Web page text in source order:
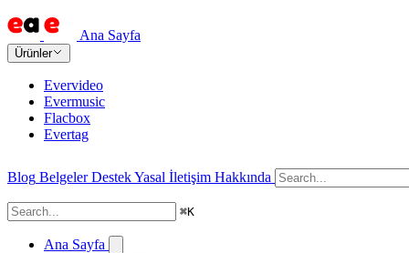
Ana Sayfa
Ürünler
Evervideo
Evermusic
Flacbox
Evertag
Blog Belgeler DestekYasal İletişim Hakkında
⌘K
Ana Sayfa